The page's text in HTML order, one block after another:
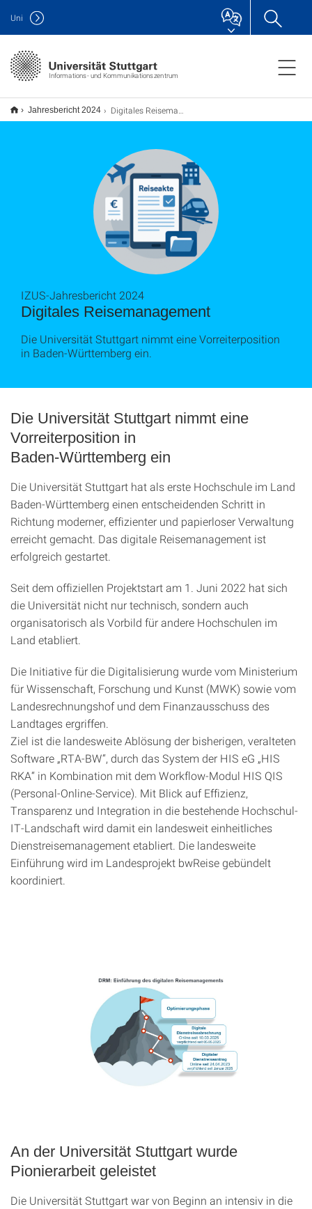
Informations- und Kommunikationszentrum
Uni
Jahresbericht 2024 Digitales Reisemanagement
Digitales Reisemanagement
IZUS-Jahresbericht 2024
Die Universität Stuttgart nimmt eine Vorreiterposition
in Baden-Württemberg ein.
Die Universität Stuttgart nimmt eine
Vorreiterposition in
Baden-Württemberg ein
Die Universität Stuttgart hat als erste Hochschule im Land
Baden-Württemberg einen entscheidenden Schritt in
Richtung moderner, effizienter und papierloser Verwaltung
erreicht gemacht. Das digitale Reisemanagement ist
erfolgreich gestartet.
Seit dem offiziellen Projektstart am 1. Juni 2022 hat sich
die Universität nicht nur technisch, sondern auch
organisatorisch als Vorbild für andere Hochschulen im
Land etabliert.
Die Initiative für die Digitalisierung wurde vom Ministerium
für Wissenschaft, Forschung und Kunst (MWK) sowie vom
Landesrechnungshof und dem Finanzausschuss des
Landtages ergriffen.
Ziel ist die landesweite Ablösung der bisherigen, veralteten
Software „RTA-BW“, durch das System der HIS eG „HIS
RKA“ in Kombination mit dem Workflow-Modul HIS QIS
(Personal-Online-Service). Mit Blick auf Effizienz,
Transparenz und Integration in die bestehende Hochschul-
IT-Landschaft wird damit ein landesweit einheitliches
Dienstreisemanagement etabliert. Die landesweite
Einführung wird im Landesprojekt bwReise gebündelt
koordiniert.
An der Universität Stuttgart wurde
Pionierarbeit geleistet
Die Universität Stuttgart war von Beginn an intensiv in die